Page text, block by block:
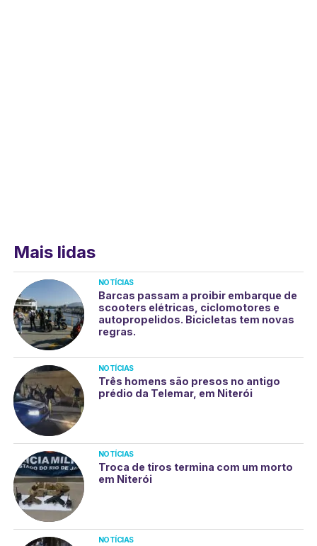
Mais lidas
NOTÍCIAS
Barcas passam a proibir embarque de
scooters elétricas, ciclomotores e
autopropelidos. Bicicletas tem novas
regras.
NOTÍCIAS
Três homens são presos no antigo
prédio da Telemar, em Niterói
NOTÍCIAS
Troca de tiros termina com um morto
em Niterói
NOTÍCIAS